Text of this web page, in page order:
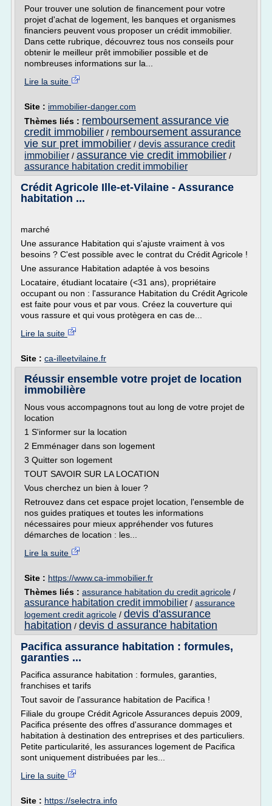
Pour trouver une solution de financement pour votre
projet d'achat de logement, les banques et organismes
financiers peuvent vous proposer un crédit immobilier.
Dans cette rubrique, découvrez tous nos conseils pour
obtenir le meilleur prêt immobilier possible et de
nombreuses informations sur la...
Lire la suite
Site : immobilier-danger.com
Thèmes liés : remboursement assurance vie
credit immobilier / remboursement assurance
vie sur pret immobilier / devis assurance credit
immobilier / assurance vie credit immobilier /
assurance habitation credit immobilier
Crédit Agricole Ille-et-Vilaine - Assurance
habitation ...
marché
Une assurance Habitation qui s'ajuste vraiment à vos
besoins ? C'est possible avec le contrat du Crédit Agricole !
Une assurance Habitation adaptée à vos besoins
Locataire, étudiant locataire (<31 ans), propriétaire
occupant ou non : l'assurance Habitation du Crédit Agricole
est faite pour vous et par vous. Créez la couverture qui
vous rassure et qui vous protègera en cas de...
Lire la suite
Site : ca-illeetvilaine.fr
Réussir ensemble votre projet de location
immobilière
Nous vous accompagnons tout au long de votre projet de
location
1 S'informer sur la location
2 Emménager dans son logement
3 Quitter son logement
TOUT SAVOIR SUR LA LOCATION
Vous cherchez un bien à louer ?
Retrouvez dans cet espace projet location, l'ensemble de
nos guides pratiques et toutes les informations
nécessaires pour mieux appréhender vos futures
démarches de location : les...
Lire la suite
Site : https://www.ca-immobilier.fr
Thèmes liés : assurance habitation du credit agricole /
assurance habitation credit immobilier / assurance
logement credit agricole / devis d'assurance
habitation / devis d assurance habitation
Pacifica assurance habitation : formules,
garanties ...
Pacifica assurance habitation : formules, garanties,
franchises et tarifs
Tout savoir de l'assurance habitation de Pacifica !
Filiale du groupe Crédit Agricole Assurances depuis 2009,
Pacifica présente des offres d'assurance dommages et
habitation à destination des entreprises et des particuliers.
Petite particularité, les assurances logement de Pacifica
sont uniquement distribuées par les...
Lire la suite
Site : https://selectra.info